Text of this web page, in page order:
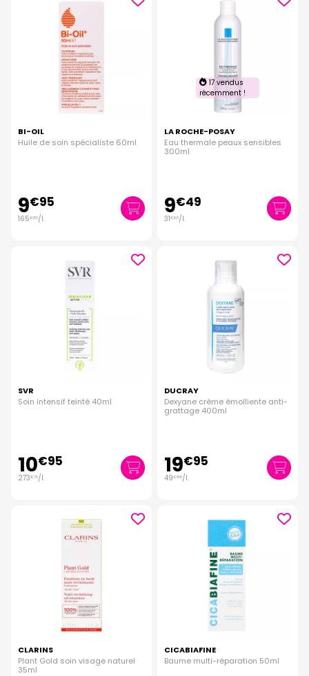
BI-OIL
Huile de soin spécialiste 60ml
9€95
165€83/l.
17 vendus
récemment !
LA ROCHE-POSAY
Eau thermale peaux sensibles
300ml
9€49
31€63/l.
SVR
Soin intensif teinté 40ml
10€95
273€75/l.
DUCRAY
Dexyane crème émolliente anti-
grattage 400ml
19€95
49€88/l.
CLARINS
Plant Gold soin visage naturel
35ml
CICABIAFINE
Baume multi-réparation 50ml